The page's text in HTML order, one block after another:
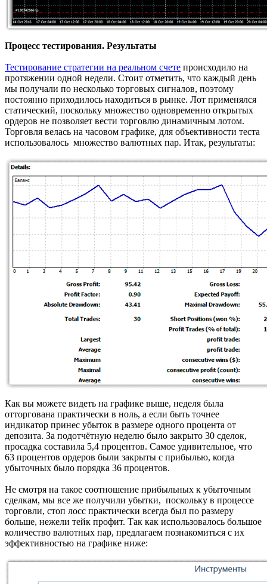
Процесс тестирования. Результаты
Тестирование стратегии на реальном счете происходило на
протяжении одной недели. Стоит отметить, что каждый день
мы получали по несколько торговых сигналов, поэтому
постоянно приходилось находиться в рынке. Лот применялся
статический, поскольку множество одновременно открытых
ордеров не позволяет вести торговлю динамичным лотом.
Торговля велась на часовом графике, для объективности теста
использовалось множество валютных пар. Итак, результаты:
Как вы можете видеть на графике выше, неделя была
отторгована практически в ноль, а если быть точнее
индикатор принес убыток в размере одного процента от
депозита. За подотчётную неделю было закрыто 30 сделок,
просадка составила 5,4 процентов. Самое удивительное, что
63 процентов ордеров были закрыты с прибылью, когда
убыточных было порядка 36 процентов.
Не смотря на такое соотношение прибыльных к убыточным
сделкам, мы все же получили убытки, поскольку в процессе
торговли, стоп лосс практически всегда был по размеру
больше, нежели тейк профит. Так как использовалось большое
количество валютных пар, предлагаем познакомиться с их
эффективностью на графике ниже: